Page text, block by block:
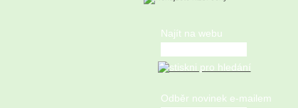
Najít na webu
Odběr novinek e-mailem